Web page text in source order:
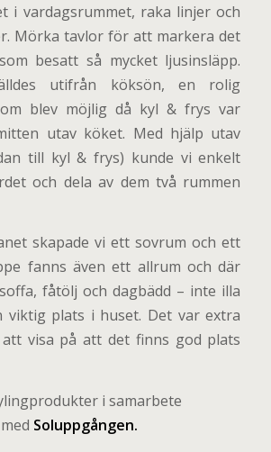
i vardagsrummet, raka linjer och
Mörka tavlor för att markera det
besatt så mycket ljusinsläpp.
utifrån köksön, en rolig
blev möjlig då kyl & frys var
utav köket. Med hjälp utav
till kyl & frys) kunde vi enkelt
och dela av dem två rummen
skapade vi ett sovrum och ett
fanns även ett allrum och där
fåtölj och dagbädd – inte illa
viktig plats i huset. Det var extra
visa på att det finns god plats
i samarbete
med Soluppgången.